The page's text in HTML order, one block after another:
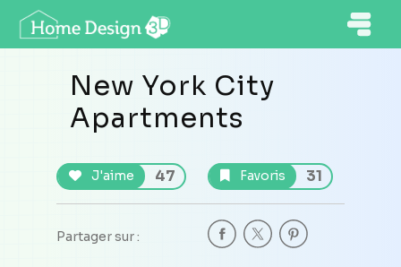
New York City
Apartments
J'aime 47 Favoris 31
Partager sur :